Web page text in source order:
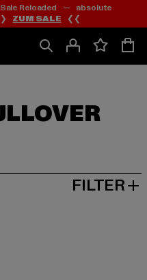
springen
springen
Reloaded — absolute
ZUM SALE ❮❮
springen
FILTER